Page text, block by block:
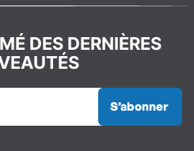
DES DERNIÈRES
S’abonner